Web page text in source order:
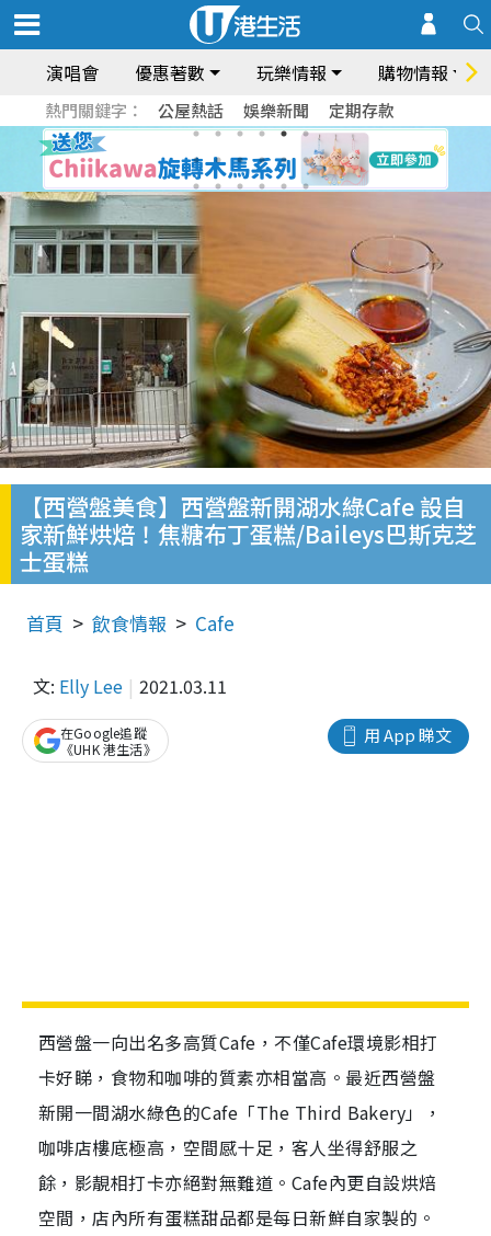
演唱會 優惠著數 玩樂情報 購物情報
熱門關鍵字： 公屋熱話 娛樂新聞 定期存款
【西營盤美食】西營盤新開湖水綠Cafe 設自
家新鮮烘焙！焦糖布丁蛋糕/Baileys巴斯克芝
士蛋糕
首頁 飲食情報 Cafe
文: Elly Lee 2021.03.11
用 App 睇文
在Google追蹤
《UHK 港生活》
西營盤一向出名多高質Cafe，不僅Cafe環境影相打
卡好睇，食物和咖啡的質素亦相當高。最近西營盤
新開一間湖水綠色的Cafe「The Third Bakery」，
咖啡店樓底極高，空間感十足，客人坐得舒服之
餘，影靚相打卡亦絕對無難道。Cafe內更自設烘焙
空間，店內所有蛋糕甜品都是每日新鮮自家製的。